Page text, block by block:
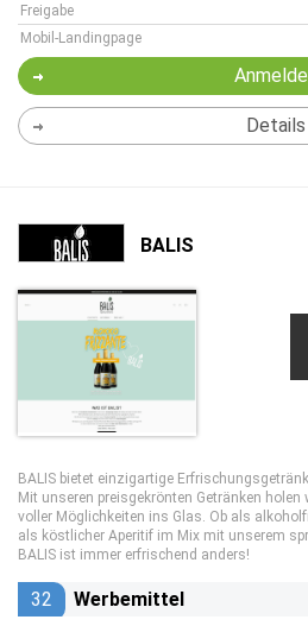
Freigabe
Mobil-Landingpage
Details
BALIS
BALIS bietet einzigartige
Mit unseren preisgekrönten Getränken holen
voller Möglichkeiten ins Glas. Ob als
als köstlicher Aperitif im Mix mit unserem
BALIS ist immer erfrischend anders!
32 Werbemittel